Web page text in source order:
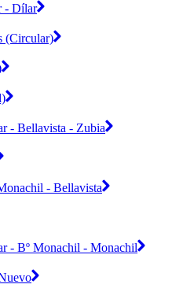
- Dílar
(Circular)
- Bellavista - Zubia
- Bellavista
- Bº Monachil - Monachil